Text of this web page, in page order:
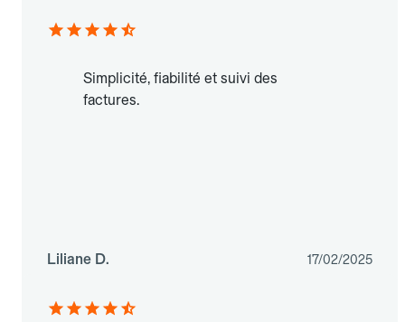
Simplicité, fiabilité et suivi des
factures.
Liliane D. 17/02/2025